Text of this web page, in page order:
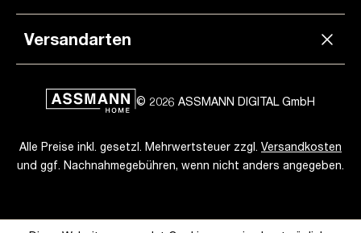
Versandarten
© 2026 ASSMANN DIGITAL GmbH
Alle Preise inkl. gesetzl. Mehrwertsteuer zzgl. Versandkosten
und ggf. Nachnahmegebühren, wenn nicht anders angegeben.